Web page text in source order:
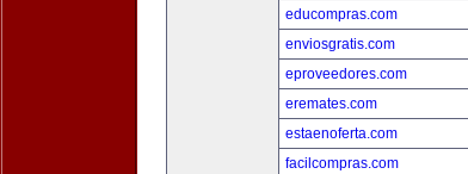
educompras.com
enviosgratis.com
eproveedores.com
eremates.com
estaenoferta.com
facilcompras.com